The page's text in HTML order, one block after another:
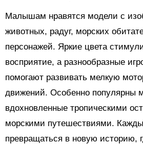
Малышам нравятся модели с
животных, радуг, морских
персонажей. Яркие цвета
восприятие, а разнообразные
помогают развивать мелкую
движений. Особенно популярны
вдохновленные тропическими
морскими путешествиями.
превращаться в новую историю,